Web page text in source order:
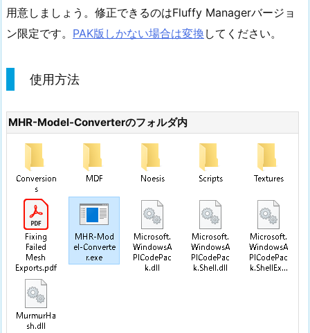
用意しましょう。修正できるのはFluffy Managerバージョ
ン限定です。 PAK版しかない場合は変換 してください。
使用方法
MHR-Model-Converterのフォルダ内